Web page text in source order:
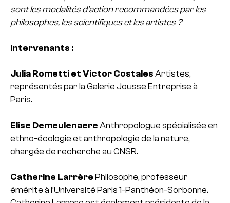
sont les modalités d’action recommandées par les
philosophes, les scientifiques et les artistes ?
Intervenants :
Julia Rometti et Victor Costales Artistes,
représentés par la Galerie Jousse Entreprise à
Paris.
Elise Demeulenaere Anthropologue spécialisée en
ethno-écologie et anthropologie de la nature,
chargée de recherche au CNSR.
Catherine Larrère Philosophe, professeur
émérite à l’Université Paris 1-Panthéon-Sorbonne.